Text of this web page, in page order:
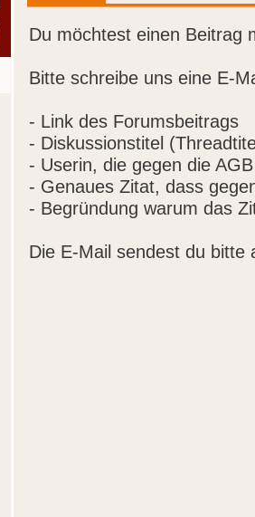
Du möchtest einen Beitrag
Bitte schreibe uns eine E-
- Link des Forumsbeitrags
- Diskussionstitel
- Userin, die gegen die
- Genaues Zitat, dass
- Begründung warum das
Die E-Mail sendest du bitte